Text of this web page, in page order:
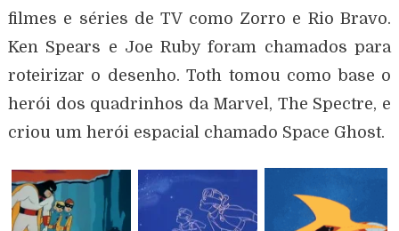
filmes e séries de TV como Zorro e Rio Bravo.
Ken Spears e Joe Ruby foram chamados para
roteirizar o desenho. Toth tomou como base o
herói dos quadrinhos da Marvel, The Spectre, e
criou um herói espacial chamado Space Ghost.